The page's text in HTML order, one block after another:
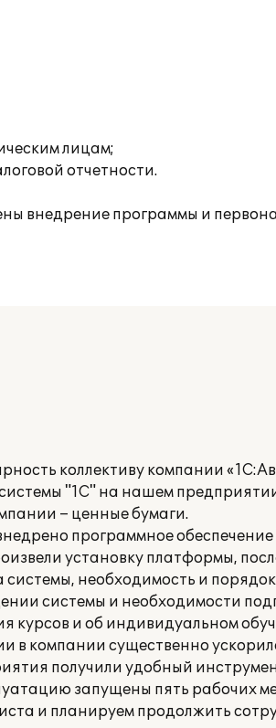
лицам;
отчетности.
внедрение программы и
коллективу компании
"1С" на нашем
– ценные бумаги.
программное обеспечение
установку платформы,
необходимость и
системы и необходимости
и об индивидуальном
в компании существенно
получили удобный
запущены пять рабочих
и планируем продолжить